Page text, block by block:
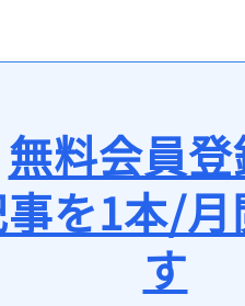
無料会員
を1本/
す